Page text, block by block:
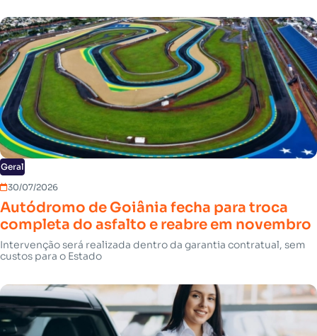
Geral
30/07/2026
Autódromo de Goiânia fecha para troca
completa do asfalto e reabre em novembro
Intervenção será realizada dentro da garantia contratual, sem
custos para o Estado